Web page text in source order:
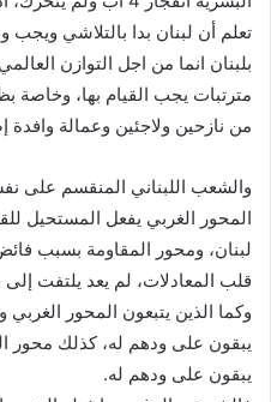
تعلم أن لبنان بدا بالتلاشي
بلبنان انما من اجل التوازن
مترتبات يجب القيام بها، وخاصة
من نازحين ولاجئين وعمالة وافدة
والشعب اللبناني المنقسم على
المحور الغربي يفعل المستحيل
لبنان، ومحور المقاومة بسبب
قلب المعادلات، لم يعد يلتفت
وكما الذين يتبعون المحور
يبقون على ودهم له، كذلك محور
يبقون على ودهم له.